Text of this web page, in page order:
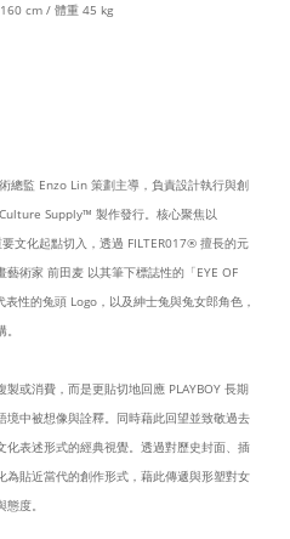
cm / 體重 45 kg
總監 Enzo Lin 策劃主導，負責設計執行與創
Supply™ 製作發行。核心聚焦以
文化起點切入，透過 FILTER017® 擅長的元
術家 前田麦 以其筆下標誌性的「EYE OF
表性的兔頭 Logo，以及紳士兔與兔女郎角色，
或消費，而是更貼切地回應 PLAYBOY 長期
中被想像與詮釋。同時藉此回望並致敬過去
表述形式的經典視覺。透過對歷史封面、插
貼近當代的創作形式，藉此傳遞與形塑對女
度。